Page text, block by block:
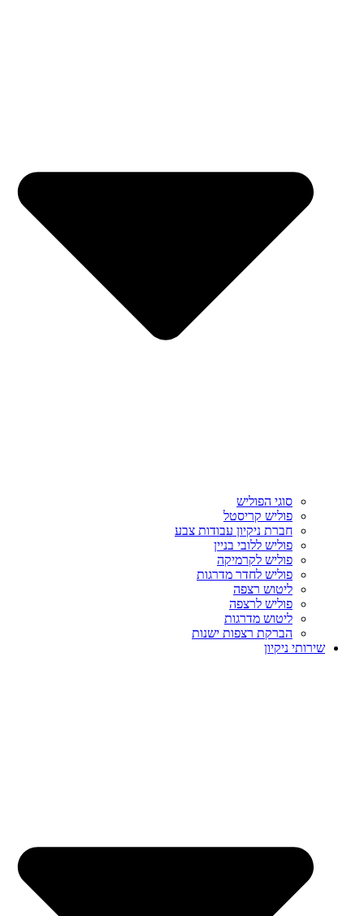
סוגי הפוליש
פוליש קריסטל
חברת ניקיון עבודות צבע
פוליש ללובי בניין
פוליש לקרמיקה
פוליש לחדר מדרגות
ליטוש רצפה
פוליש לרצפה
ליטוש מדרגות
הברקת רצפות ישנות
שירותי ניקיון